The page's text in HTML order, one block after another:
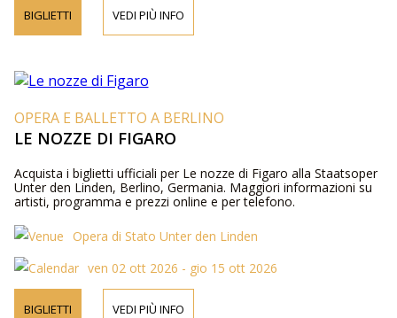
BIGLIETTI VEDI PIÙ INFO
OPERA E BALLETTO A BERLINO
LE NOZZE DI FIGARO
Acquista i biglietti ufficiali per Le nozze di Figaro alla Staatsoper
Unter den Linden, Berlino, Germania. Maggiori informazioni su
artisti, programma e prezzi online e per telefono.
Opera di Stato Unter den Linden
ven 02 ott 2026 - gio 15 ott 2026
BIGLIETTI VEDI PIÙ INFO